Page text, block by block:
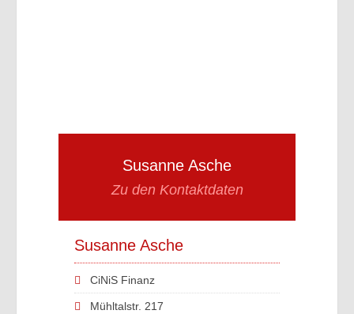
Susanne Asche
Zu den Kontaktdaten
Susanne Asche
CiNiS Finanz
Mühltalstr. 217